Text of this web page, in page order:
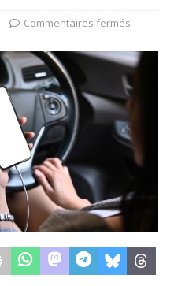
Commentaires fermés